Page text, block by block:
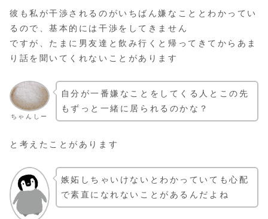
彼も私が干渉されるのがいちばん嫌なこととわかってい
るので、基本的には干渉をしてきません
ですが、たまに男友達と飲み行くと帰ってきてからあま
り話を聞いてくれないことがあります
ちゃんしー
自分が一番嫌なことをしてくる人とこの先
もずっと一緒に居られるのかな？
と考えたことがあります
嫉妬しちゃいけないとわかっていても心配
で素直になれないことがあるんだよね